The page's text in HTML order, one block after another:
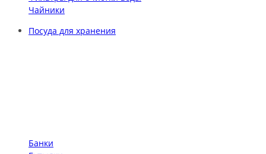
Чайники
Посуда для хранения
Банки